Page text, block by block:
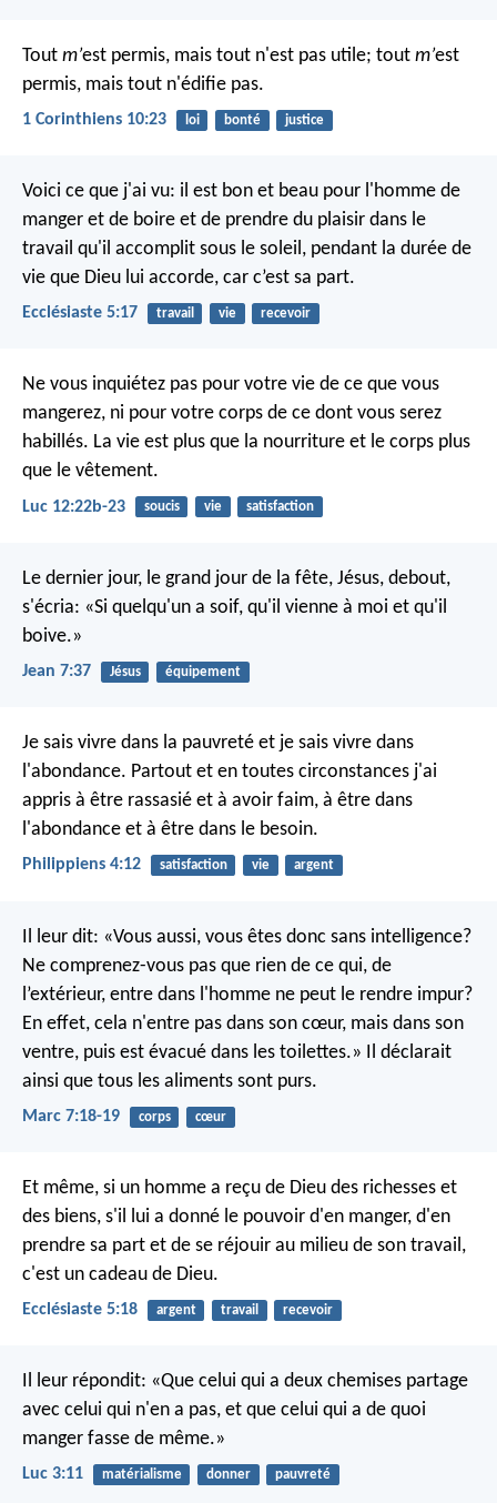
Tout m’est permis, mais tout n'est pas utile; tout m’est
permis, mais tout n'édifie pas.
1 Corinthiens 10:23 loi bonté justice
Voici ce que j'ai vu: il est bon et beau pour l'homme de
manger et de boire et de prendre du plaisir dans le
travail qu'il accomplit sous le soleil, pendant la durée de
vie que Dieu lui accorde, car c’est sa part.
Ecclésiaste 5:17 travail vie recevoir
Ne vous inquiétez pas pour votre vie de ce que vous
mangerez, ni pour votre corps de ce dont vous serez
habillés. La vie est plus que la nourriture et le corps plus
que le vêtement.
Luc 12:22b-23 soucis vie satisfaction
Le dernier jour, le grand jour de la fête, Jésus, debout,
s'écria: «Si quelqu'un a soif, qu'il vienne à moi et qu'il
boive.»
Jean 7:37 Jésus équipement
Je sais vivre dans la pauvreté et je sais vivre dans
l'abondance. Partout et en toutes circonstances j'ai
appris à être rassasié et à avoir faim, à être dans
l'abondance et à être dans le besoin.
Philippiens 4:12 satisfaction vie argent
Il leur dit: «Vous aussi, vous êtes donc sans intelligence?
Ne comprenez-vous pas que rien de ce qui, de
l’extérieur, entre dans l'homme ne peut le rendre impur?
En effet, cela n'entre pas dans son cœur, mais dans son
ventre, puis est évacué dans les toilettes.» Il déclarait
ainsi que tous les aliments sont purs.
Marc 7:18-19 corps cœur
Et même, si un homme a reçu de Dieu des richesses et
des biens, s'il lui a donné le pouvoir d'en manger, d'en
prendre sa part et de se réjouir au milieu de son travail,
c'est un cadeau de Dieu.
Ecclésiaste 5:18 argent travail recevoir
Il leur répondit: «Que celui qui a deux chemises partage
avec celui qui n'en a pas, et que celui qui a de quoi
manger fasse de même.»
Luc 3:11 matérialisme donner pauvreté